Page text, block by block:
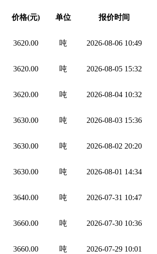
价格(元) 单位 报价时间
3620.00 吨 2026-08-06 10:49
3620.00 吨 2026-08-05 15:32
3620.00 吨 2026-08-04 10:32
3630.00 吨 2026-08-03 15:36
3630.00 吨 2026-08-02 20:20
3630.00 吨 2026-08-01 14:34
3640.00 吨 2026-07-31 10:47
3660.00 吨 2026-07-30 10:36
3660.00 吨 2026-07-29 10:01